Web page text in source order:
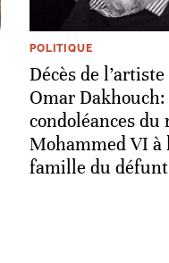
POLITIQUE
Décès de l’artiste
Omar Dakhouch:
condoléances du
Mohammed VI à
famille du défunt